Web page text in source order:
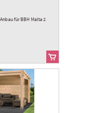
Anbau für BBH Malta 2